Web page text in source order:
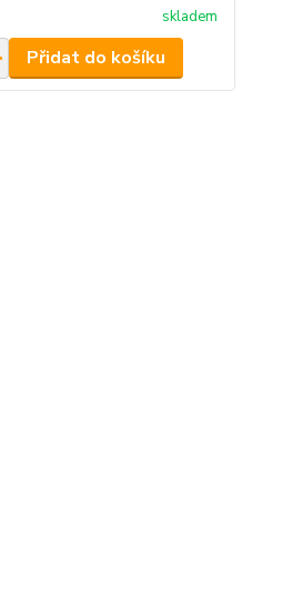
skladem
Přidat do košíku